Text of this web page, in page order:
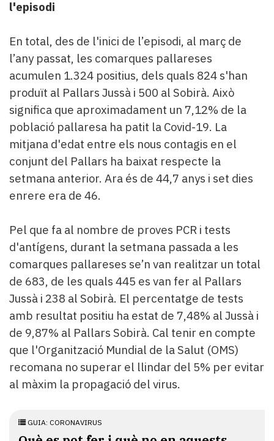
l'episodi
En total, des de l'inici de l’episodi, al març de
l’any passat, les comarques pallareses
acumulen 1.324 positius, dels quals 824 s'han
produït al Pallars Jussà i 500 al Sobirà. Això
significa que aproximadament un 7,12% de la
població pallaresa ha patit la Covid-19. La
mitjana d'edat entre els nous contagis en el
conjunt del Pallars ha baixat respecte la
setmana anterior. Ara és de 44,7 anys i set dies
enrere era de 46.
Pel que fa al nombre de proves PCR i tests
d'antígens, durant la setmana passada a les
comarques pallareses se’n van realitzar un total
de 683, de les quals 445 es van fer al Pallars
Jussà i 238 al Sobirà. El percentatge de tests
amb resultat positiu ha estat de 7,48% al Jussà i
de 9,87% al Pallars Sobirà. Cal tenir en compte
que l'Organització Mundial de la Salut (OMS)
recomana no superar el llindar del 5% per evitar
al màxim la propagació del virus.
GUIA: CORONAVIRUS